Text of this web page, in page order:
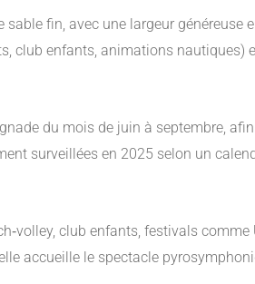
sable fin, avec une largeur
club enfants, animations nautiques)
du mois de juin à septembre,
surveillées en 2025 selon un
club enfants, festivals
accueille le spectacle